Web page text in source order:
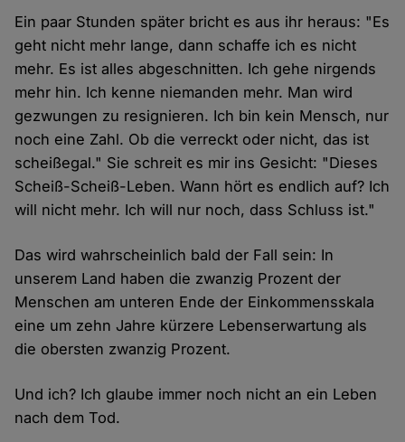
Ein paar Stunden später bricht es aus ihr heraus: "Es
geht nicht mehr lange, dann schaffe ich es nicht
mehr. Es ist alles abgeschnitten. Ich gehe nirgends
mehr hin. Ich kenne niemanden mehr. Man wird
gezwungen zu resignieren. Ich bin kein Mensch, nur
noch eine Zahl. Ob die verreckt oder nicht, das ist
scheißegal." Sie schreit es mir ins Gesicht: "Dieses
Scheiß-Scheiß-Leben. Wann hört es endlich auf? Ich
will nicht mehr. Ich will nur noch, dass Schluss ist."
Das wird wahrscheinlich bald der Fall sein: In
unserem Land haben die zwanzig Prozent der
Menschen am unteren Ende der Einkommensskala
eine um zehn Jahre kürzere Lebenserwartung als
die obersten zwanzig Prozent.
Und ich? Ich glaube immer noch nicht an ein Leben
nach dem Tod.